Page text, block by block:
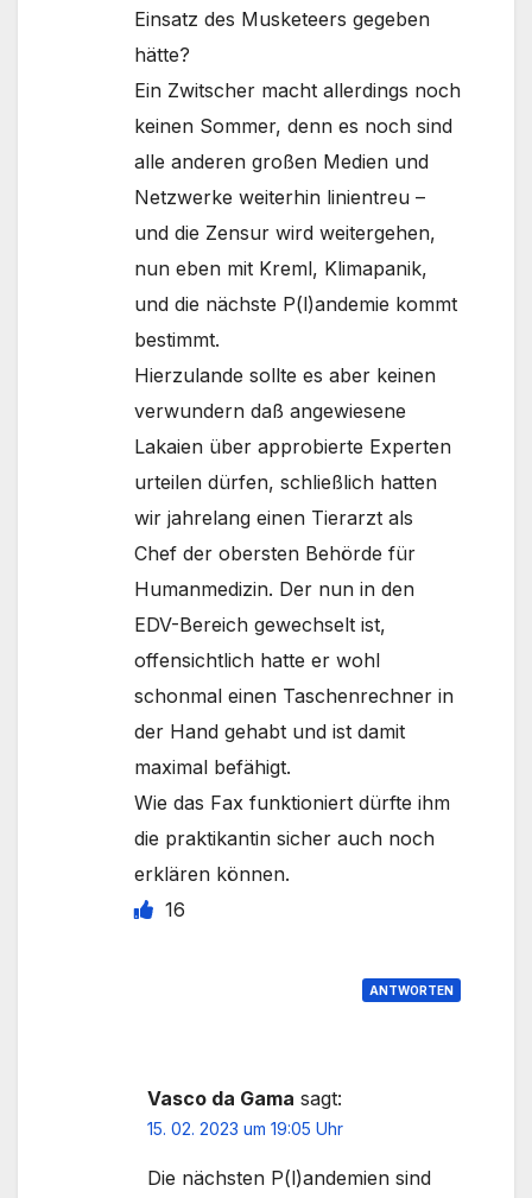
Einsatz des Musketeers gegeben
hätte?
Ein Zwitscher macht allerdings noch
keinen Sommer, denn es noch sind
alle anderen großen Medien und
Netzwerke weiterhin linientreu –
und die Zensur wird weitergehen,
nun eben mit Kreml, Klimapanik,
und die nächste P(l)andemie kommt
bestimmt.
Hierzulande sollte es aber keinen
verwundern daß angewiesene
Lakaien über approbierte Experten
urteilen dürfen, schließlich hatten
wir jahrelang einen Tierarzt als
Chef der obersten Behörde für
Humanmedizin. Der nun in den
EDV-Bereich gewechselt ist,
offensichtlich hatte er wohl
schonmal einen Taschenrechner in
der Hand gehabt und ist damit
maximal befähigt.
Wie das Fax funktioniert dürfte ihm
die praktikantin sicher auch noch
erklären können.
16
ANTWORTEN
Vasco da Gama sagt:
15. 02. 2023 um 19:05 Uhr
Die nächsten P(l)andemien sind